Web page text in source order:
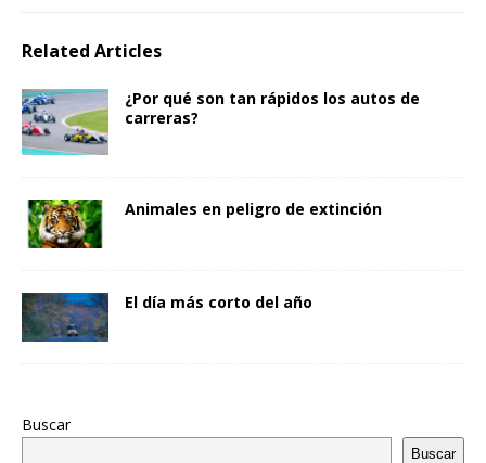
Related Articles
¿Por qué son tan rápidos los autos de
carreras?
Animales en peligro de extinción
El día más corto del año
Buscar
Buscar